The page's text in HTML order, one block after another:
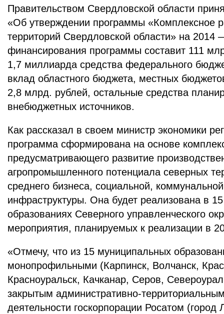
Правительством Свердловской области
«Об утверждении программы «Комплексное
территорий Свердловской области» на
финансирования программы составит 111
1,7 миллиарда средства федерального
вклад областного бюджета, местных
2,8 млрд. рублей, остальные средства
внебюджетных источников.
Как рассказал в своем министр экономики
программа сформирована на основе
предусматривающего развитие
агропромышленного потенциала северных
среднего бизнеса, социальной,
инфраструктуры. Она будет реализована в
образованиях Северного управленческого
мероприятия, планируемых к реализации в
«Отмечу, что из 15 муниципальных
монопрофильными (Карпинск, Волчанск,
Красноуральск, Качканар, Серов,
закрытым административно-
деятельности госкорпорации Росатом